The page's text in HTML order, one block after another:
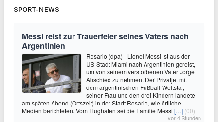
SPORT-NEWS
Messi reist zur Trauerfeier seines Vaters nach
Argentinien
Rosario (dpa) - Lionel Messi ist aus der
US-Stadt Miami nach Argentinien gereist,
um von seinem verstorbenen Vater Jorge
Abschied zu nehmen. Der Privatjet mit
dem argentinischen Fußball-Weltstar,
seiner Frau und den drei Kindern landete
am späten Abend (Ortszeit) in der Stadt Rosario, wie örtliche
Medien berichteten. Vom Flughafen sei die Familie Messi […] (00)
vor 4 Stunden